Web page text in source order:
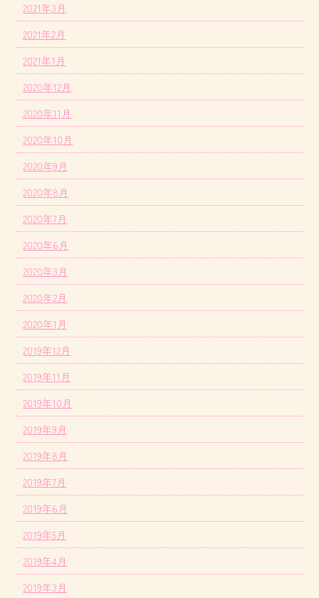
2021年3月
2021年2月
2021年1月
2020年12月
2020年11月
2020年10月
2020年9月
2020年8月
2020年7月
2020年6月
2020年3月
2020年2月
2020年1月
2019年12月
2019年11月
2019年10月
2019年9月
2019年8月
2019年7月
2019年6月
2019年5月
2019年4月
2019年3月